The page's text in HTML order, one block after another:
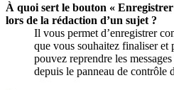
À quoi sert le bouton «
lors de la rédaction d’un sujet ?
Il vous permet d’enregistrer
que vous souhaitez finaliser
pouvez reprendre les
depuis le panneau de contrôle